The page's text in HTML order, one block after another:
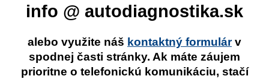
info @ autodiagnostika.sk
alebo využite náš kontaktný formulárv
spodnej časti stránky. Ak máte záujem
prioritne o telefonickú komunikáciu, stačí